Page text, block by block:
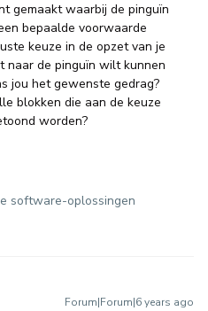
gemaakt waarbij de pinguïn
bepaalde voorwaarde
keuze in de opzet van je
naar de pinguïn wilt kunnen
jou het gewenste gedrag?
blokken die aan de keuze
worden?
software-oplossingen
Forum|Forum|6 years ago